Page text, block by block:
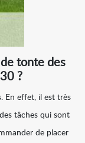
tonte des
?
En effet, il est très
tâches qui sont
de placer